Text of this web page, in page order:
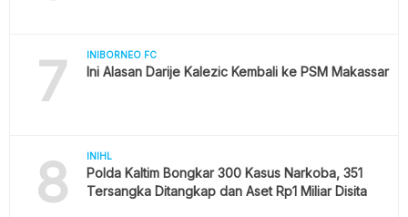
7 INIBORNEO FC
Ini Alasan Darije Kalezic Kembali ke PSM Makassar
8 INIHL
Polda Kaltim Bongkar 300 Kasus Narkoba, 351
Tersangka Ditangkap dan Aset Rp1 Miliar Disita